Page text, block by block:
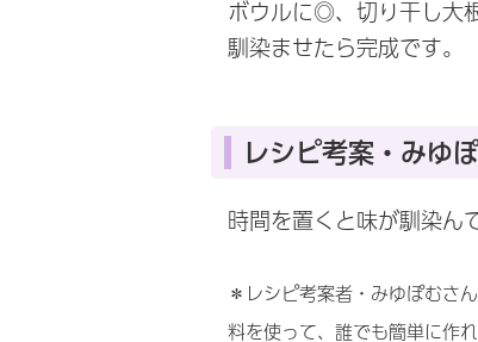
ボウルに◎、切り干し大
馴染ませたら完成です。
レシピ考案・みゆ
時間を置くと味が馴染ん
＊レシピ考案者・みゆぽむさ
料を使って、誰でも簡単に作